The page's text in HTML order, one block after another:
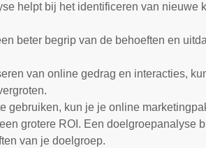
helpt bij het identificeren van nieuwe
beter begrip van de behoeften en
van online gedrag en interacties,
gebruiken, kun je je online
grotere ROI. Een
van je doelgroep.